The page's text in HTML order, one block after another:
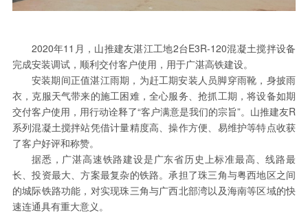
2020年11月，山推建友湛江工地2台E3R-120混凝土搅拌设备
完成安装调试，顺利交付客户使用，用于广湛高铁建设。
安装期间正值湛江雨期，为赶工期安装人员脚穿雨靴，身披雨
衣，克服天气带来的施工困难，全心服务、抢抓工期，将设备如期
交付客户使用，用行动诠释了“客户满意是我们的宗旨”。山推建友R
系列混凝土搅拌站凭借计量精度高、操作方便、易维护等特点收获
了客户好评和称赞。
据悉，广湛高速铁路建设是广东省历史上标准最高、线路最
长、投资最大、方案最复杂的铁路。承担了珠三角与粤西地区之间
的城际铁路功能，对实现珠三角与广西北部湾以及海南等区域的快
速连通具有重大意义。